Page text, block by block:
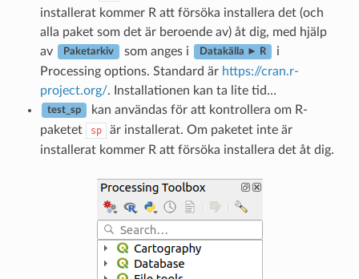
installerat kommer R att försöka installera det (och
alla paket som det är beroende av) åt dig, med hjälp
av
Paketarkiv som anges i Datakälla ► R
i
Processing options. Standard är https://cran.r-
project.org/. Installationen kan ta lite tid…
test_sp
kan användas för att kontrollera om R-
paketet
sp
är installerat. Om paketet inte är
installerat kommer R att försöka installera det åt dig.